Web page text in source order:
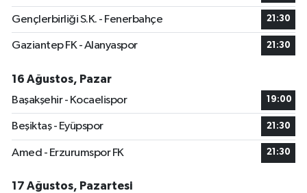
Gençlerbirliği S.K. - Fenerbahçe 21:30
Gaziantep FK - Alanyaspor 21:30
16 Ağustos, Pazar
Başakşehir - Kocaelispor
19:00
Beşiktaş - Eyüpspor 21:30
Amed - Erzurumspor FK 21:30
17 Ağustos, Pazartesi